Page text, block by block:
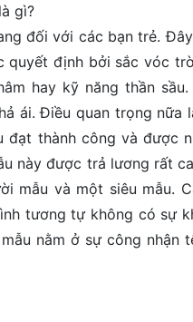
gì?
đối với các bạn trẻ.
quyết định bởi sắc vóc
hay kỹ năng thần
ái. Điều quan trọng nữa
thành công và được
này được trả lương rất
mẫu và một siêu mẫu.
tương tự không có sự
nằm ở sự công nhận